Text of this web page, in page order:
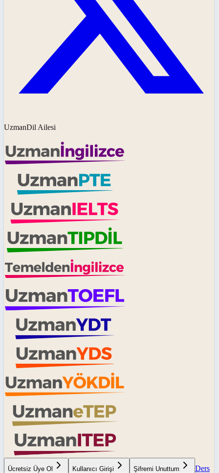
UzmanDil Ailesi
Ücretsiz Üye Ol Kullanıcı Girişi Şifremi Unuttum
Ders